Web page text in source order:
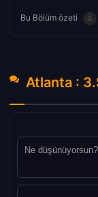
Bu Bölüm özeti